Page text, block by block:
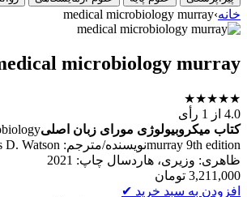
خانه›
medical microbiology murray
microbiology murray
★
★
★
★
★
4.0 از 1 رأی
کتاب میکروبیولوژی مورای زبان اصلی
ظاهری: وزیری، هاردسال چاپ: 2021
3,211,000 تومان
افزودن به سبد خرید ✔